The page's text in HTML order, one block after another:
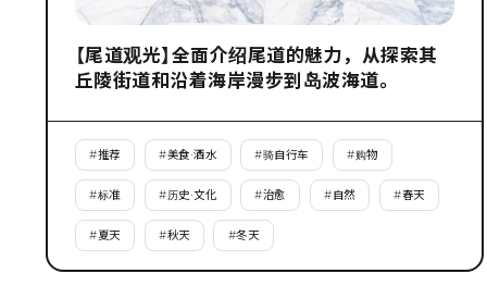
【尾道观光】全面介绍尾道的魅力，从探索其
丘陵街道和沿着海岸漫步到岛波海道。
#推荐 #美食·酒水 #骑自行车 #购物
#标准 #历史·文化 #治愈 #自然 #春天
#夏天 #秋天 #冬天